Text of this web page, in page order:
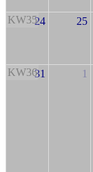
KW3524 25
KW3631 1